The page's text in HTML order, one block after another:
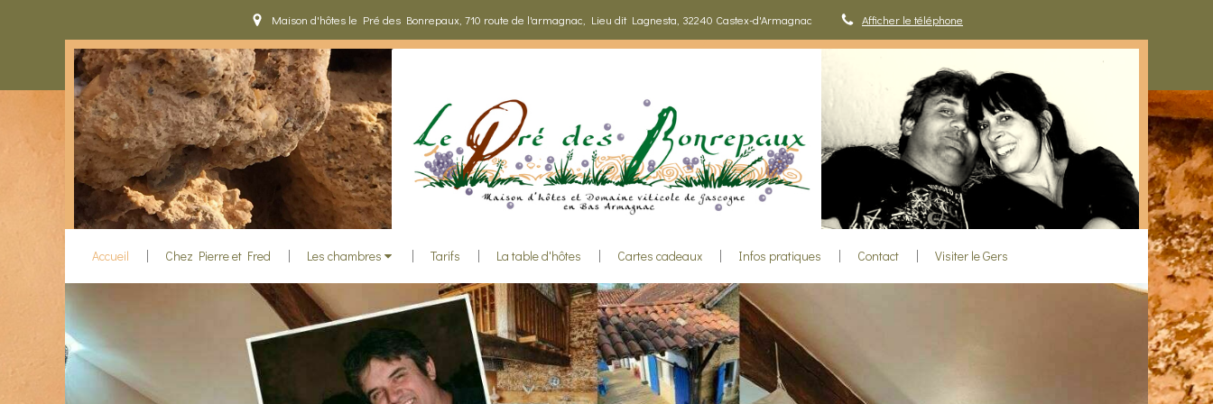
Maison d'hôtes le Pré des Bonrepaux, 710 route de l'armagnac, Lieu dit Lagnesta, 32240 Castex-d'Armagnac Afficher le téléphone
Accueil Chez Pierre et Fred Les chambres Tarifs La table d'hôtes Cartes cadeaux Infos pratiques Contact Visiter le Gers